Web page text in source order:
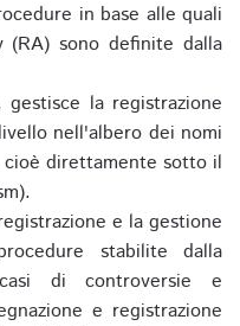
in base alle quali
sono definite dalla
la registrazione
nell'albero dei nomi
cioè direttamente sotto il
e la gestione
stabilite dalla
di controversie e
e registrazione